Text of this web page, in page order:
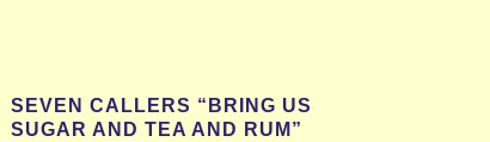
SEVEN CALLERS “BRING US
SUGAR AND TEA AND RUM”